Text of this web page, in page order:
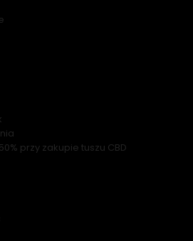
przy zakupie tuszu CBD